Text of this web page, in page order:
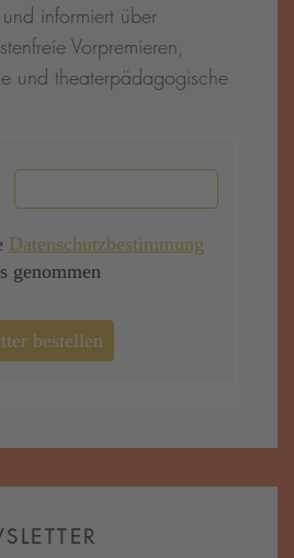
informiert über
Vorpremieren,
und theaterpädagogische